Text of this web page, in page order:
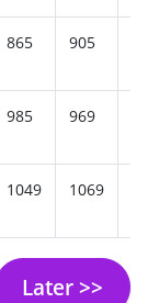
865 905
985 969
1049 1069
Later >>